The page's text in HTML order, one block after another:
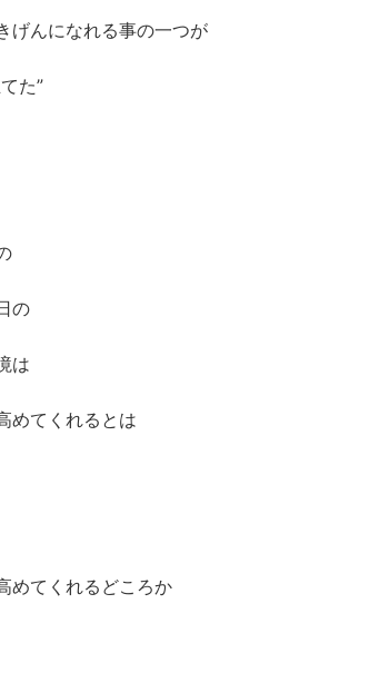
げんになれる事の一つが
た”
の
は
めてくれるとは
めてくれるどころか